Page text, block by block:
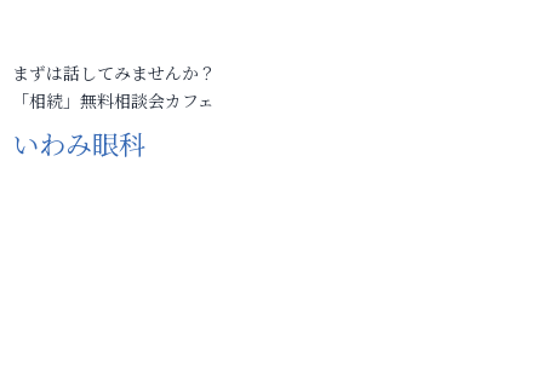
まずは話してみませんか？
「相続」無料相談会カフェ
いわみ眼科